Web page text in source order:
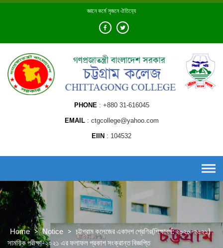
Skip
জ্ঞানে কর্মে সৃজনে ঐতিহ্যে
PHONE +880 31-616045
EMAIL ctgcollege@yahoo.com
EIIN 104532
Home > Notice > চট্টগ্রাম কলেজের একাদশ শ্রেণির(শিক্ষাবর্ষ: ২০২০-২০২১)
সাময়িক পরীক্ষা-২০২১ এর ফলাফল প্রকাশ সংক্রান্ত বিজ্ঞপ্তি